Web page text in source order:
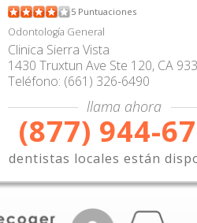
5 Puntuaciones
Odontología General
Clinica Sierra Vista
1430 Truxtun Ave Ste 120, CA
Teléfono: (661) 326-6490
llama ahora
(877) 944-
dentistas locales están